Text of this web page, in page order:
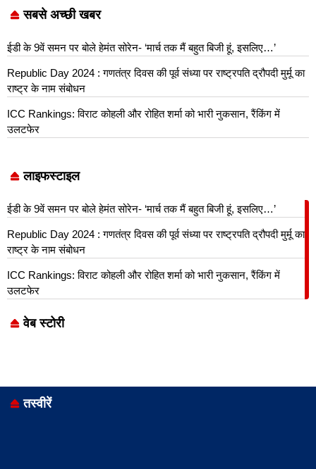
सबसे अच्छी खबर
ईडी के 9वें समन पर बोले हेमंत सोरेन- ‘मार्च तक मैं बहुत बिजी हूं, इसलिए…’
Republic Day 2024 : गणतंत्र दिवस की पूर्व संध्या पर राष्ट्रपति द्रौपदी मुर्मू का
राष्ट्र के नाम संबोधन
ICC Rankings: विराट कोहली और रोहित शर्मा को भारी नुकसान, रैंकिंग में
उलटफेर
लाइफस्टाइल
ईडी के 9वें समन पर बोले हेमंत सोरेन- ‘मार्च तक मैं बहुत बिजी हूं, इसलिए…’
Republic Day 2024 : गणतंत्र दिवस की पूर्व संध्या पर राष्ट्रपति द्रौपदी मुर्मू का
राष्ट्र के नाम संबोधन
ICC Rankings: विराट कोहली और रोहित शर्मा को भारी नुकसान, रैंकिंग में
उलटफेर
वेब स्टोरी
By
Rashtriya
Mani
Samachar
By
By
By
By
तस्वीरें